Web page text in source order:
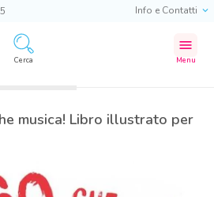
Info e Contatti
Cerca
menu
Menu
musica! Libro illustrato per